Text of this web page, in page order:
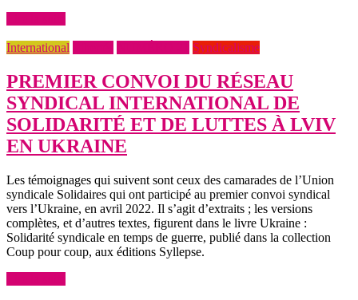
International Syndicalisme
PREMIER CONVOI DU RÉSEAU
SYNDICAL INTERNATIONAL DE
SOLIDARITÉ ET DE LUTTES À LVIV
EN UKRAINE
Les témoignages qui suivent sont ceux des camarades de l’Union
syndicale Solidaires qui ont participé au premier convoi syndical
vers l’Ukraine, en avril 2022. Il s’agit d’extraits ; les versions
complètes, et d’autres textes, figurent dans le livre Ukraine :
Solidarité syndicale en temps de guerre, publié dans la collection
Coup pour coup, aux éditions Syllepse.